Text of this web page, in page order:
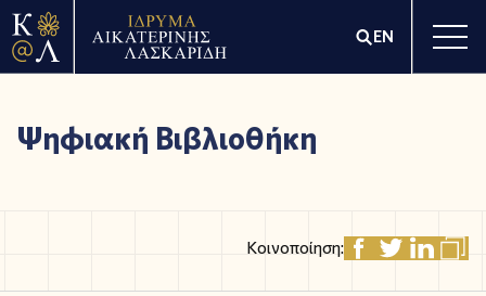
EN
Ψηφιακή Βιβλιοθήκη
Κοινοποίηση: